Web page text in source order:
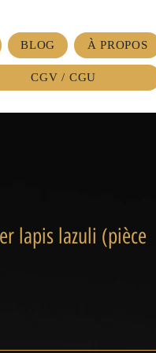
BLOG À PROPOS
CGV / CGU
lapis lazuli (pièce